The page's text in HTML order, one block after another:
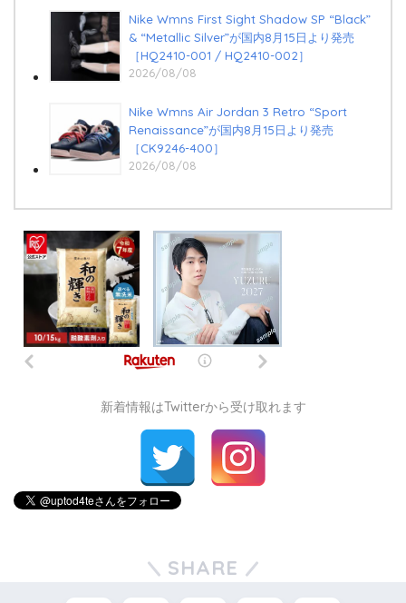
Nike Wmns First Sight Shadow SP “Black”
& “Metallic Silver”が国内8月15日より発売
［HQ2410-001 / HQ2410-002］
2026/08/08
Nike Wmns Air Jordan 3 Retro “Sport
Renaissance”が国内8月15日より発売
［CK9246-400］
2026/08/08
新着情報はTwitterから受け取れます
SHARE